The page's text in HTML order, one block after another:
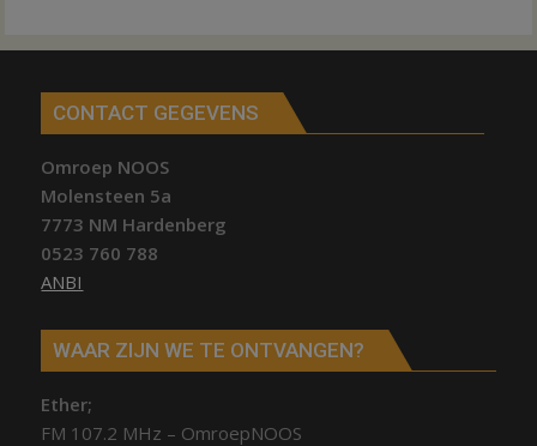
CONTACT GEGEVENS
Omroep NOOS
Molensteen 5a
7773 NM Hardenberg
0523 760 788
ANBI
WAAR ZIJN WE TE ONTVANGEN?
Ether;
FM 107.2 MHz – OmroepNOOS